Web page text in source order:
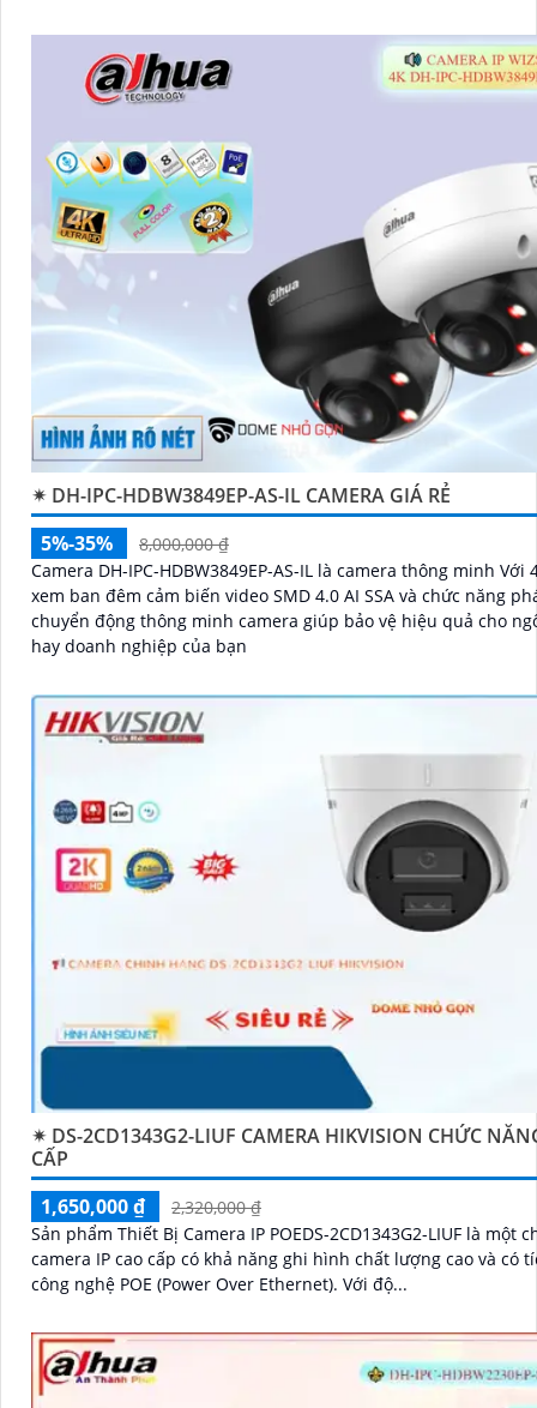
✴ DH-IPC-HDBW3849EP-AS-IL CAMERA GIÁ RẺ
5%-35%
8,000,000 ₫
Camera DH-IPC-HDBW3849EP-AS-IL là camera thông minh Với
xem ban đêm cảm biến video SMD 4.0 AI SSA và chức năng
chuyển động thông minh camera giúp bảo vệ hiệu quả cho
hay doanh nghiệp của bạn
✴ DS-2CD1343G2-LIUF CAMERA HIKVISION CHỨC
CẤP
1,650,000 ₫
2,320,000 ₫
Sản phẩm Thiết Bị Camera IP POEDS-2CD1343G2-LIUF là một
camera IP cao cấp có khả năng ghi hình chất lượng cao và có
công nghệ POE (Power Over Ethernet). Với độ...